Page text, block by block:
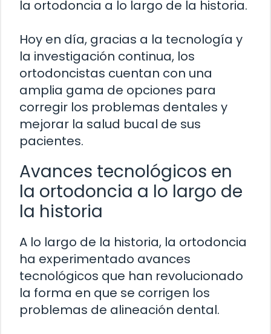
la ortodoncia a lo largo de la historia.
Hoy en día, gracias a la tecnología y
la investigación continua, los
ortodoncistas cuentan con una
amplia gama de opciones para
corregir los problemas dentales y
mejorar la salud bucal de sus
pacientes.
Avances tecnológicos en
la ortodoncia a lo largo de
la historia
A lo largo de la historia, la ortodoncia
ha experimentado avances
tecnológicos que han revolucionado
la forma en que se corrigen los
problemas de alineación dental.